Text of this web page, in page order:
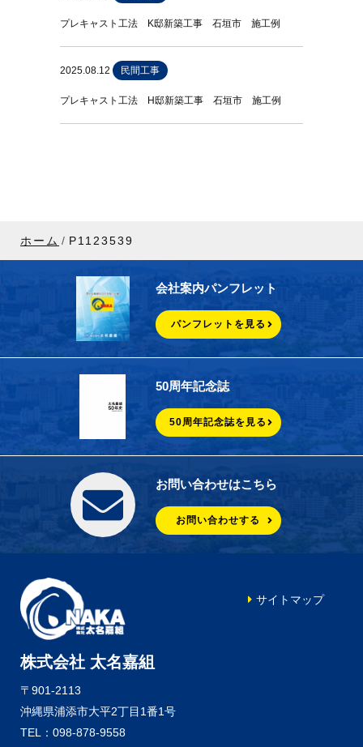
プレキャスト工法 K邸新築工事 石垣市 施工例
2025.08.12 民間工事
プレキャスト工法 H邸新築工事 石垣市 施工例
ホーム P1123539
会社案内パンフレット
パンフレットを見る
50周年記念誌
50周年記念誌を見る
お問い合わせはこちら
お問い合わせする
株式会社 太名嘉組
〒901-2113
沖縄県浦添市大平2丁目1番1号
TEL：098-878-9558
サイトマップ